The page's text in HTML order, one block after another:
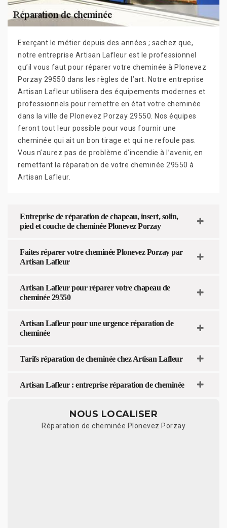
Exerçant le métier depuis des années ; sachez que,
notre entreprise Artisan Lafleur est le professionnel
qu’il vous faut pour réparer votre cheminée à Plonevez
Porzay 29550 dans les règles de l’art. Notre entreprise
Artisan Lafleur utilisera des équipements modernes et
professionnels pour remettre en état votre cheminée
dans la ville de Plonevez Porzay 29550. Nos équipes
feront tout leur possible pour vous fournir une
cheminée qui ait un bon tirage et qui ne refoule pas.
Vous n’aurez pas de problème d’incendie à l’avenir, en
remettant la réparation de votre cheminée 29550 à
Artisan Lafleur.
Entreprise de réparation de chapeau, insert, solin,
pied et couche de cheminée Plonevez Porzay
Faites réparer votre cheminée Plonevez Porzay par
Artisan Lafleur
Artisan Lafleur pour réparer votre chapeau de
cheminée 29550
Artisan Lafleur pour une urgence réparation de
cheminée
Tarifs réparation de cheminée chez Artisan Lafleur
Artisan Lafleur : entreprise réparation de cheminée
NOUS LOCALISER
Réparation de cheminée Plonevez Porzay